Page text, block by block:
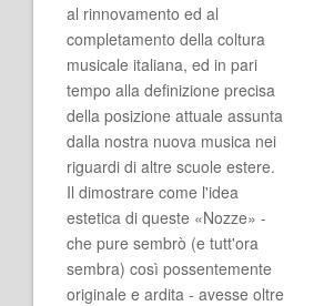
al rinnovamento ed al
completamento della coltura
musicale italiana, ed in pari
tempo alla definizione precisa
della posizione attuale assunta
dalla nostra nuova musica nei
riguardi di altre scuole estere.
Il dimostrare come l'idea
estetica di queste «Nozze» -
che pure sembrò (e tutt'ora
sembra) così possentemente
originale e ardita - avesse oltre